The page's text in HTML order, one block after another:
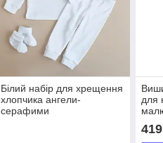
Білий набір для хрещення
хлопчика ангели-
серафими
для
419